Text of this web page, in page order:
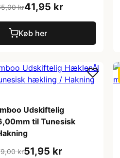
kr41,95 kr
Køb her
Udskiftelig
til Tunesisk
kr51,95 kr